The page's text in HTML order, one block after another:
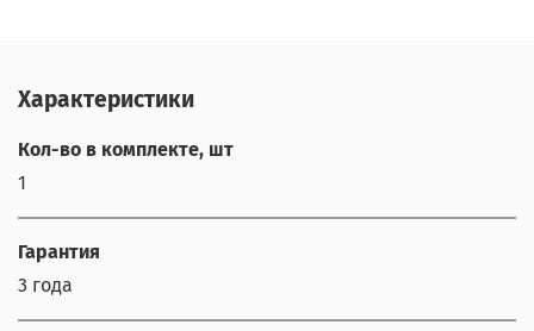
Характеристики
Кол-во в комплекте, шт
1
Гарантия
3 года